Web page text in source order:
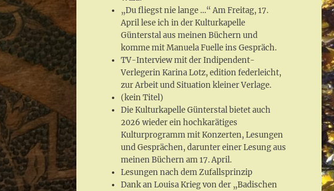
„Du fliegst nie lange …“ Am Freitag, 17.
April lese ich in der Kulturkapelle
Günterstal aus meinen Büchern und
komme mit Manuela Fuelle ins Gespräch.
TV-Interview mit der Indipendent-
Verlegerin Karina Lotz, edition federleicht,
zur Arbeit und Situation kleiner Verlage.
(kein Titel)
Die Kulturkapelle Günterstal bietet auch
2026 wieder ein hochkarätiges
Kulturprogramm mit Konzerten, Lesungen
und Gesprächen, darunter einer Lesung aus
meinen Büchern am 17. April.
Lesungen nach dem Zufallsprinzip
Dank an Louisa Krieg von der „Badischen